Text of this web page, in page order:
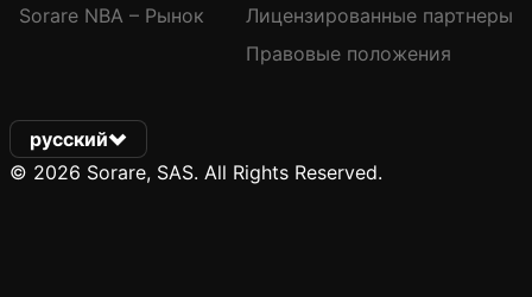
Sorare NBA – Рынок
Лицензированные партнеры
Правовые положения
русский
© 2026 Sorare, SAS. All Rights Reserved.